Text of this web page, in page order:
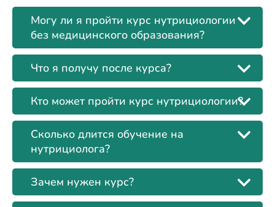
Могу ли я пройти курс нутрициологии
без медицинского образования?
Что я получу после курса?
Кто может пройти курс нутрициологии?
Сколько длится обучение на
нутрициолога?
Зачем нужен курс?